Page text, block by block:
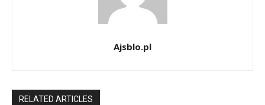
Ajsblo.pl
RELATED ARTICLES